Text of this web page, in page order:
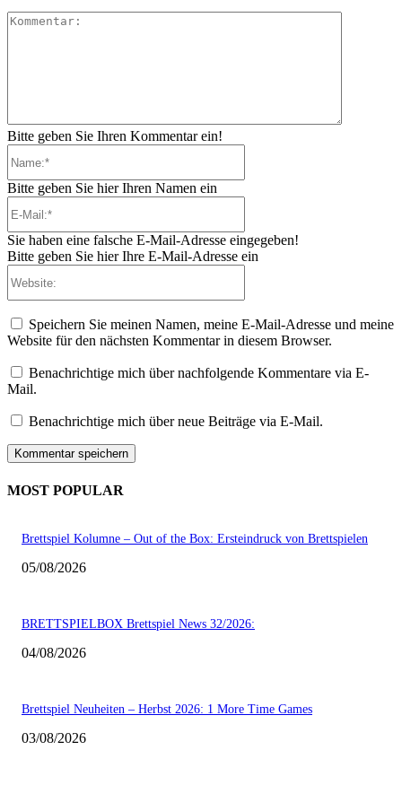
Bitte geben Sie Ihren Kommentar ein!
Bitte geben Sie hier Ihren Namen ein
Sie haben eine falsche E-Mail-Adresse eingegeben!
Bitte geben Sie hier Ihre E-Mail-Adresse ein
Speichern Sie meinen Namen, meine E-Mail-Adresse und meine
Website für den nächsten Kommentar in diesem Browser.
Benachrichtige mich über nachfolgende Kommentare via E-
Mail.
Benachrichtige mich über neue Beiträge via E-Mail.
MOST POPULAR
Brettspiel Kolumne – Out of the Box: Ersteindruck von Brettspielen
05/08/2026
BRETTSPIELBOX Brettspiel News 32/2026:
04/08/2026
Brettspiel Neuheiten – Herbst 2026: 1 More Time Games
03/08/2026